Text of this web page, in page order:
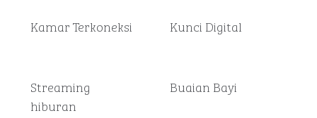
Kamar Terkoneksi Kunci Digital
Streaming
hiburan
Buaian Bayi